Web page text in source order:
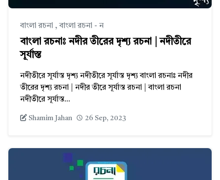
বাংলা রচনা ,বাংলা রচনা - ন
বাংলা রচনাঃ নদীর তীরের দৃশ্য রচনা | নদীতীরে
সূর্যাস্ত
নদীতীরে সূর্যাস্ত দৃশ্য নদীতীরে সূর্যাস্ত দৃশ্য বাংলা রচনাঃ নদীর
তীরের দৃশ্য রচনা | নদীর তীরে সূর্যাস্ত রচনা | বাংলা রচনা
নদীতীরে সূর্যাস্ত...
Shamim Jahan 26 Sep, 2023